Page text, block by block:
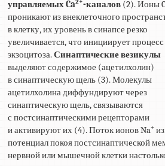
управляемых Ca2+-каналов (2). Ионы
проникают из внеклеточного
в клетку, их уровень в синапсе резко
увеличивается, что инициирует процесс
экзоцитоза.Синаптические везикулы
выделяют содержимое (ацетилхолин)
в синаптическую щель (3). Молекулы
ацетилхолина диффундируют через
синаптическую щель, связываются
с постсинаптическими рецепторами
и активируют их (4). Поток ионов Na+
потенциал покоя постсинаптической
нервной или мышечной клетки